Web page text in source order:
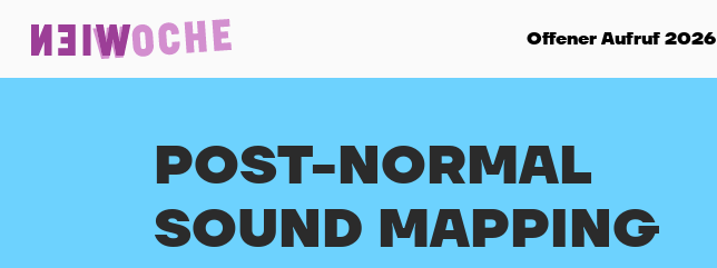
Offener Aufruf 2026
POST-NORMAL
SOUND MAPPING